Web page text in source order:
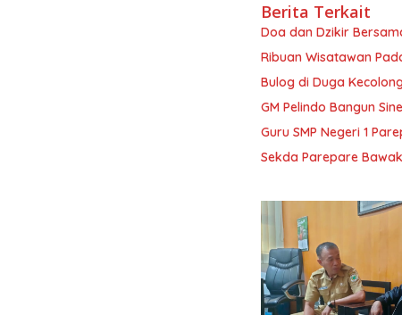
Berita Terkait
Doa dan Dzikir
Ribuan Wisatawan
Bulog di Duga
GM Pelindo Bangun
Guru SMP Negeri 1
Sekda Parepare